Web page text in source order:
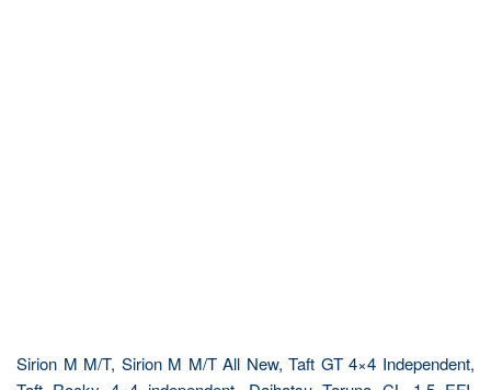
Sirion M M/T, Sirion M M/T All New, Taft GT 4×4 Independent,